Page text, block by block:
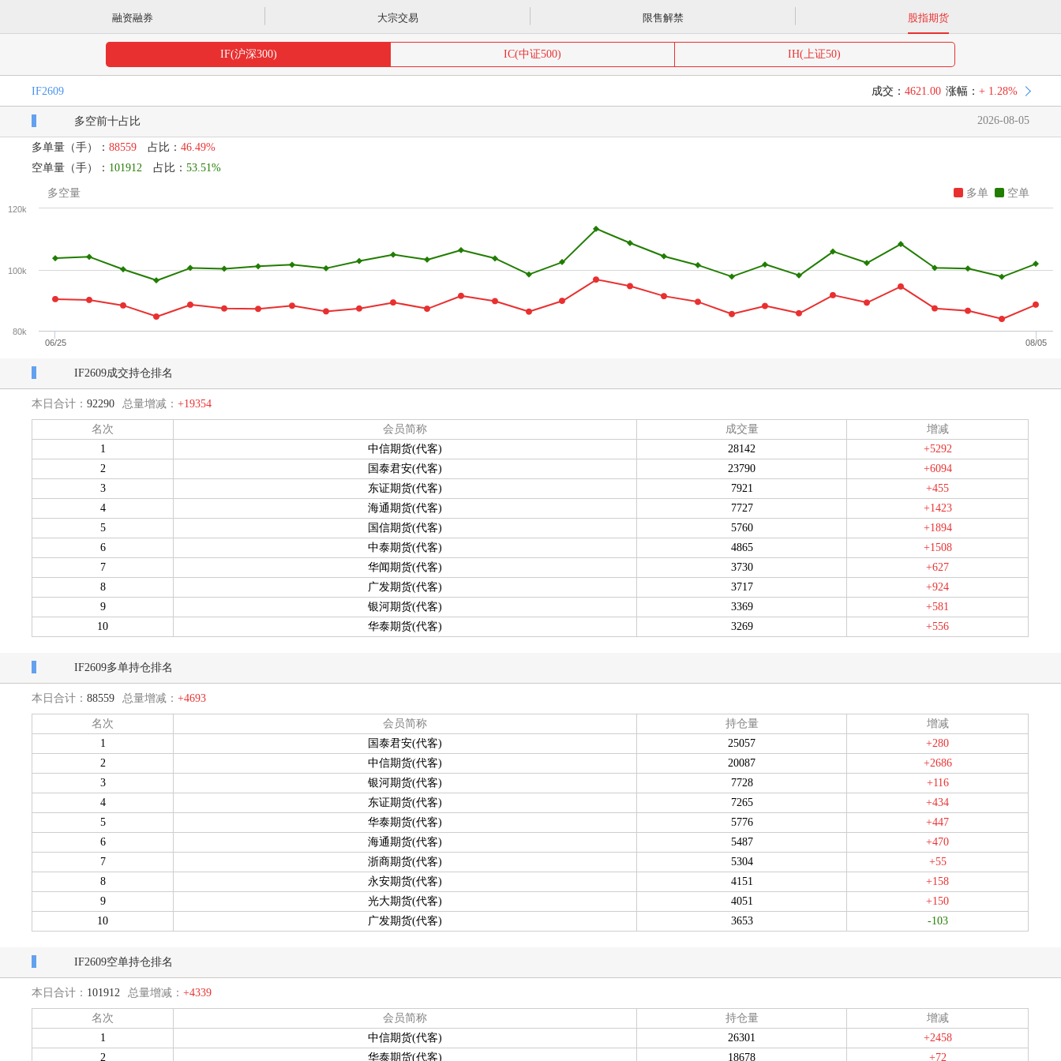
融资融券 大宗交易 限售解禁 股指期货
IF(沪深300) IC(中证500) IH(上证50)
IF2609 成交： 4621.00 涨幅： + 1.28%
多空前十占比 2026-08-05
多单量（手）：88559 占比：46.49%
空单量（手）： 101912 占比：53.51%
多空量 多单 空单
06/25 08/05
80k
100k
120k
IF2609成交持仓排名
本日合计：92290 总量增减：+19354
名次 会员简称 成交量
增减
1
中信期货(代客) 28142
+5292
2
国泰君安(代客) 23790
+6094
3
东证期货(代客) 7921
+455
4
海通期货(代客) 7727
+1423
5
国信期货(代客) 5760
+1894
6
中泰期货(代客) 4865
+1508
7
华闻期货(代客) 3730
+627
8
广发期货(代客) 3717
+924
9
银河期货(代客) 3369
+581
10
华泰期货(代客) 3269 +556
IF2609多单持仓排名
本日合计：88559 总量增减：+4693
名次 会员简称 持仓量
增减
1
国泰君安(代客) 25057
+280
2
中信期货(代客) 20087
+2686
3
银河期货(代客) 7728
+116
4
东证期货(代客) 7265
+434
5
华泰期货(代客) 5776
+447
6
海通期货(代客) 5487
+470
7
浙商期货(代客) 5304
+55
8
永安期货(代客) 4151
+158
9
光大期货(代客) 4051
+150
10
广发期货(代客) 3653 -103
IF2609空单持仓排名
本日合计： 101912 总量增减：+4339
名次 会员简称 持仓量
增减
1
中信期货(代客) 26301
+2458
2
华泰期货(代客) 18678 +72